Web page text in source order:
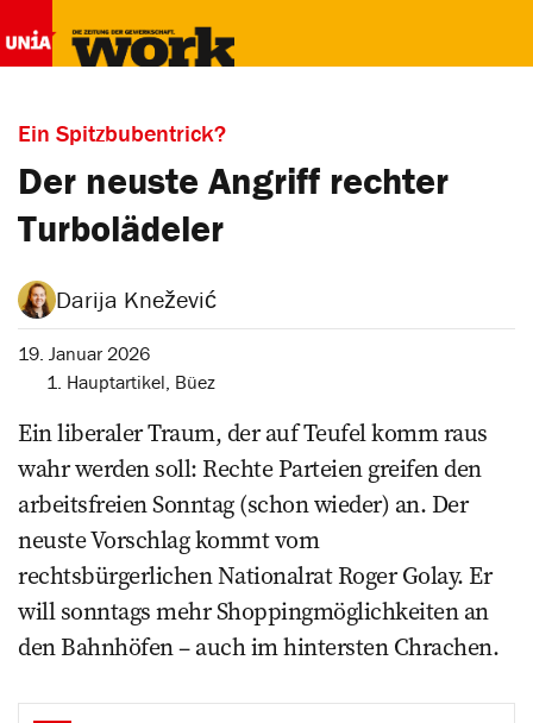
Ein Spitzbubentrick?
Der neuste Angriff rechter
Turbolädeler
Darija Knežević
19. Januar 2026
1. Hauptartikel, Büez
Ein liberaler Traum, der auf Teufel komm raus
wahr werden soll: Rechte Parteien greifen den
arbeitsfreien Sonntag (schon wieder) an. Der
neuste Vorschlag kommt vom
rechtsbürgerlichen Nationalrat Roger Golay. Er
will sonntags mehr Shoppingmöglichkeiten an
den Bahnhöfen – auch im hintersten Chrachen.